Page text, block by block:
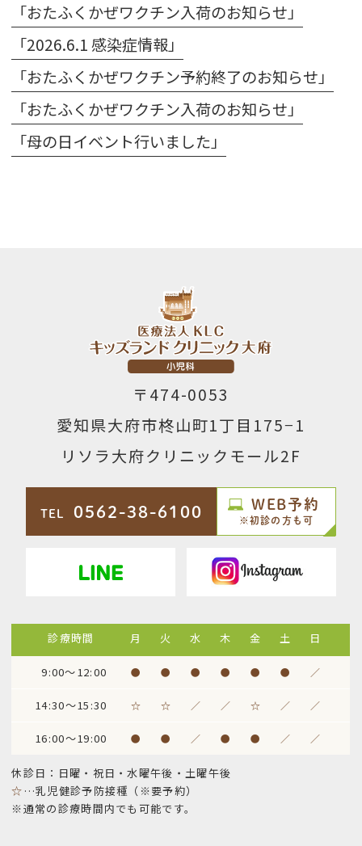
「おたふくかぜワクチン入荷のお知らせ」
「2026.6.1 感染症情報」
「おたふくかぜワクチン予約終了のお知らせ」
「おたふくかぜワクチン入荷のお知らせ」
「母の日イベント行いました」
〒474-0053
愛知県大府市柊山町1丁目175−1
リソラ大府クリニックモール2F
TEL 0562-38-6100 WEB予約
※初診の方も可
診療時間 月 火 水 木 金 土 日
9:00～12:00 ● ● ● ● ● ● ／
14:30～15:30 ☆ ☆ ／ ／ ☆ ／ ／
16:00～19:00 ● ● ／ ● ● ／ ／
休診日：日曜・祝日・水曜午後・土曜午後
☆ …乳児健診予防接種（※要予約）
※通常の診療時間内でも可能です。